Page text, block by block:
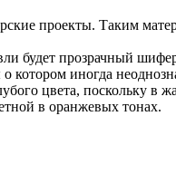
проекты. Таким
будет прозрачный
иногда
цвета, поскольку в
в оранжевых тонах.